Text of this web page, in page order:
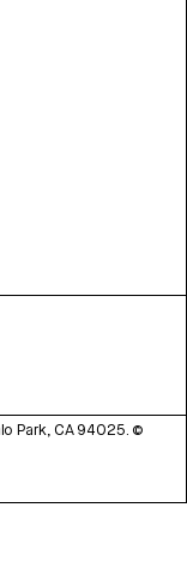
Park, CA 94025. ©